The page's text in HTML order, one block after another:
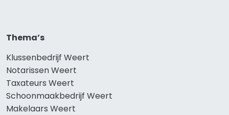
Thema’s
Klussenbedrijf Weert
Notarissen Weert
Taxateurs Weert
Schoonmaakbedrijf Weert
Makelaars Weert